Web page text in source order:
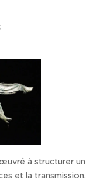
à structurer un
et la transmission.